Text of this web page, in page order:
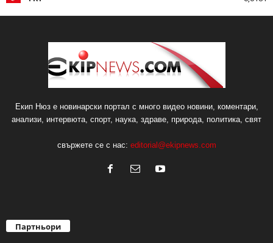
Екип Нюз е новинарски портал с много видео новини, коментари,
анализи, интервюта, спорт, наука, здраве, природа, политика, свят
свържете се с нас: editorial@ekipnews.com
Партньори